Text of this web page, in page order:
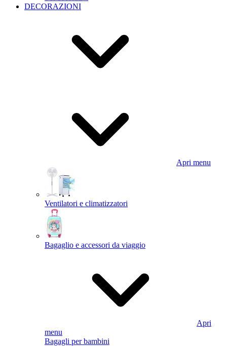
DECORAZIONI
Apri menu
Ventilatori e climatizzatori
Bagaglio e accessori da viaggio
Apri
menu
Bagagli per bambini